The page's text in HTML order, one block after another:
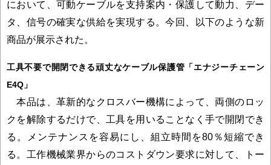
において、可動ケーブルを支持案内・保護して動力、デー
タ、信号の確実な供給を実現する。今回、以下のような新
商品が展示された。
工具不要で開閉できる頑丈なケーブル保護管「エナジーチェーン
E4Q」
本品は、革新的なクロスバー機構によって、両側のロッ
クを解除するだけで、工具を用いることなく手で開閉でき
る。メンテナンスを容易にし、組立時間を80％短縮でき
る。工作機械業界からのコストダウン要求に対して、トー